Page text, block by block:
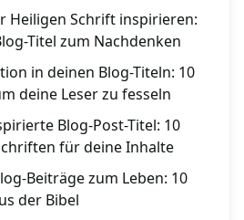
Heiligen Schrift inspirieren:
Titel zum Nachdenken
in deinen Blog-Titeln: 10
deine Leser zu fesseln
Blog-Post-Titel: 10
für deine Inhalte
Beiträge zum Leben: 10
der Bibel